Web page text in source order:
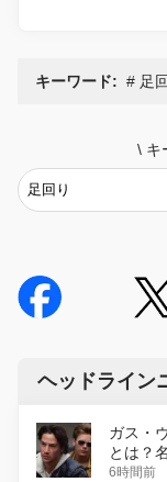
キーワード: 足
\ キ
ヘッドライン
ガス・
とは？
初のデ
6時間前